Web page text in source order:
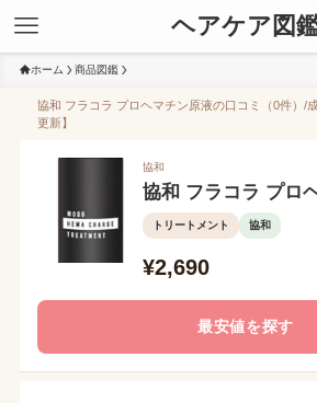
ヘアケア図
ホーム 商品図鑑
協和 フラコラ プロヘマチン原液の口コミ（0件）/
更新】
協和
協和 フラコラ プロ
トリートメント 協和
¥2,690
最安値を探す